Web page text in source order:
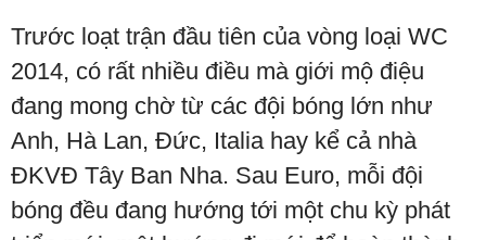
Trước loạt trận đầu tiên của vòng loại WC
2014, có rất nhiều điều mà giới mộ điệu
đang mong chờ từ các đội bóng lớn như
Anh, Hà Lan, Đức, Italia hay kể cả nhà
ĐKVĐ Tây Ban Nha. Sau Euro, mỗi đội
bóng đều đang hướng tới một chu kỳ phát